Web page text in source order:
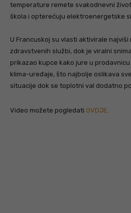
temperature remete svakodnevni
škola i opterećuju elektroenergetske
U Francuskoj su vlasti aktivirale najviši
zdravstvenih službi, dok je viralni
prikazao kupce kako jure u
klima-uređaje, što najbolje oslikava
situacije dok se toplotni val dodatno
Video možete pogledati OVDJE